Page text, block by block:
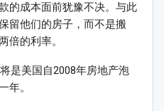
的成本面前犹豫不决。与此
留他们的房子，而不是搬
倍的利率。
是美国自2008年房地产泡
年。